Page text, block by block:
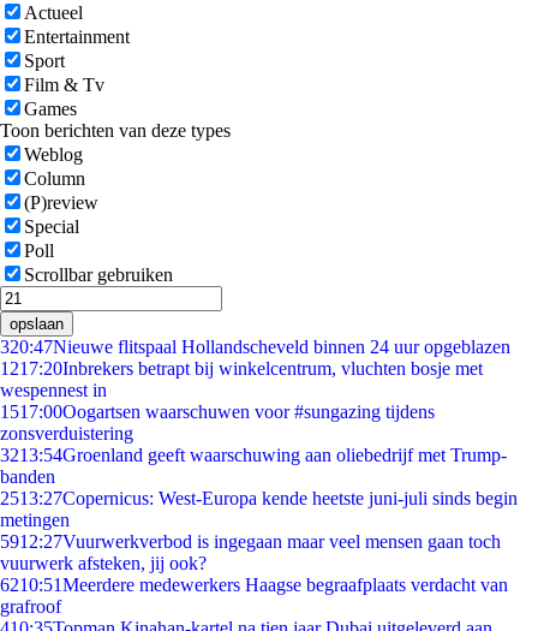
Actueel
Entertainment
Sport
Film & Tv
Games
Toon berichten van deze types
Weblog
Column
(P)review
Special
Poll
Scrollbar gebruiken
opslaan
320:47Nieuwe flitspaal Hollandscheveld binnen 24 uur opgeblazen
1217:20Inbrekers betrapt bij winkelcentrum, vluchten bosje met
wespennest in
1517:00Oogartsen waarschuwen voor #sungazing tijdens
zonsverduistering
3213:54Groenland geeft waarschuwing aan oliebedrijf met Trump-
banden
2513:27Copernicus: West-Europa kende heetste juni-juli sinds begin
metingen
5912:27Vuurwerkverbod is ingegaan maar veel mensen gaan toch
vuurwerk afsteken, jij ook?
6210:51Meerdere medewerkers Haagse begraafplaats verdacht van
grafroof